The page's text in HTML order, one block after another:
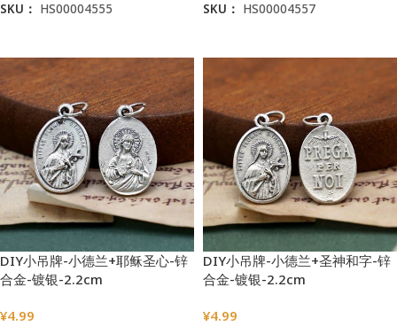
SKU： HS00004555 SKU： HS00004557
DIY小吊牌-小德兰+耶稣圣心-锌
合金-镀银-2.2cm
¥4.99
DIY小吊牌-小德兰+圣神和字-锌
合金-镀银-2.2cm
¥4.99